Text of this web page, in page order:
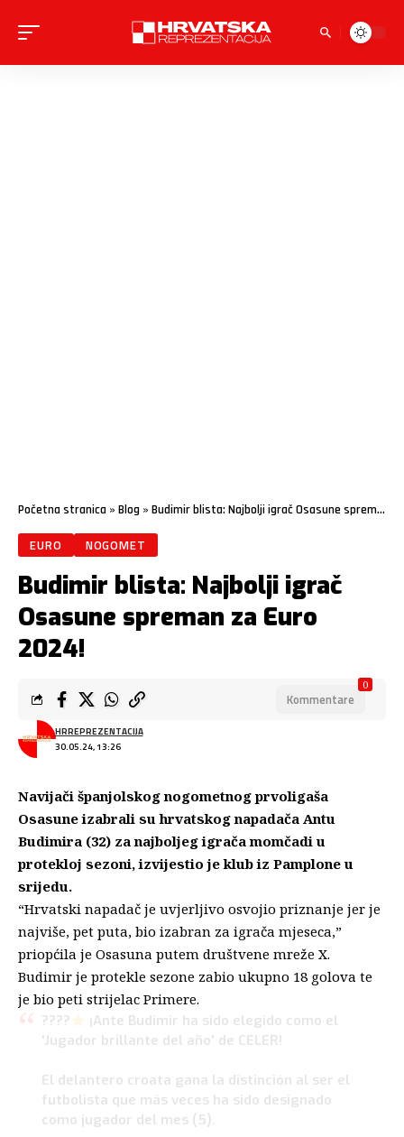
Početna stranica » Blog » Budimir blista: Najbolji igrač Osasune spreman za Euro 2024!
EURO NOGOMET
Budimir blista: Najbolji igrač
Osasune spreman za Euro
2024!
30.05.24, 13:26
HRREPREZENTACIJA
Kommentare
0
Navijači španjolskog nogometnog prvoligaša
Osasune izabrali su hrvatskog napadača Antu
Budimira (32) za najboljeg igrača momčadi u
protekloj sezoni, izvijestio je klub iz Pamplone u
srijedu.
“Hrvatski napadač je uvjerljivo osvojio priznanje jer je
najviše, pet puta, bio izabran za igrača mjeseca,”
priopćila je Osasuna putem društvene mreže X.
Budimir je protekle sezone zabio ukupno 18 golova te
je bio peti strijelac Primere.
????
¡Ante Budimir ha sido elegido como el
'Jugador brillante del año' de CELER!
El delantero croata gana la distinción al ser el
futbolista que más veces ha sido designado
como jugador del mes (5).